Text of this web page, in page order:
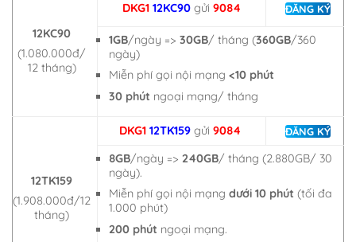
12KC90
(1.080.000đ/
12 tháng)
DKG1 12KC90 gửi 9084 ĐĂNG KÝ
1GB/ngày =>30GB/ tháng (360GB/360
ngày)
Miễn phí gọi nội mạng<10 phút
30 phút ngoại mạng/ tháng
12TK159
(1.908.000đ/12
tháng)
DKG1 12TK159 gửi 9084 ĐĂNG KÝ
8GB/ngày =>240GB/ tháng (2.880GB/ 30
ngày).
Miễn phí gọi nội mạng dưới 10 phút (tối đa
1.000 phút)
200 phút ngoại mạng.